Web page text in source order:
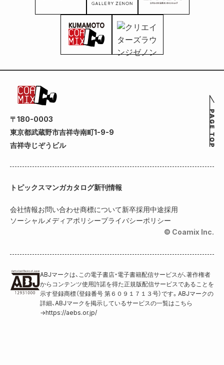
〒180-0003
東京都武蔵野市吉祥寺南町1-9-9
吉祥寺じぞうビル
トピックスマンガカタログ新刊情報
会社情報お問い合わせ商標について新卒採用中途採用
ソーシャルメディアポリシープライバシーポリシー
© Coamix Inc.
ABJマークは、この電子書店・電子書籍配信サービスが、著作権者
からコンテンツ使用許諾を得た正規版配信サービスであることを
示す登録商標（登録番号 第６０９１７１３号）です。ABJマークの
詳細、ABJマークを掲示しているサービスの一覧はこちら
→https://aebs.or.jp/